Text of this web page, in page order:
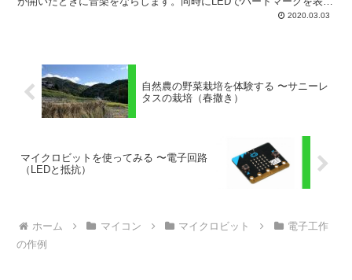
させます。材料マイクロビット 電池ボックス（ダイソー...2020.03.03
自然農の野菜栽培を体験する 〜サニーレ
タスの栽培（春撒き）
マイクロビットを使ってみる 〜電子回路
（LEDと抵抗）
ホーム マイコン マイクロビット
電子工作
の作例